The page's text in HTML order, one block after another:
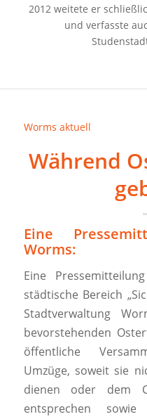
2012 weitete er
und verfasste
Worms aktuell
Während
Eine
Worms:
Eine
städtische Bereich
Stadtverwaltung
bevorstehenden
öffentliche
Umzüge, soweit sie
dienen oder dem
entsprechen